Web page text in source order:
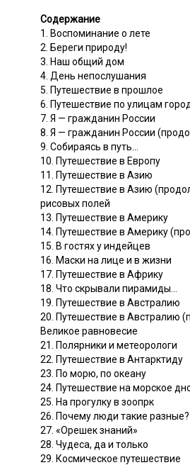
Содержание
1. Воспоминание о лете
2. Береги природу!
3. Наш общий дом
4. День непослушания
5. Путешествие в прошлое
6. Путешествие по улицам
7. Я — гражданин России
8. Я — гражданин России
9. Собираясь в путь...
10. Путешествие в Европу
11. Путешествие в Азию
12. Путешествие в Азию
рисовых полей
13. Путешествие в Америку
14. Путешествие в Америку
15. В гостях у индейцев
16. Маски на лице и в жизни
17. Путешествие в Африку
18. Что скрывали пирамиды...
19. Путешествие в Австралию
20. Путешествие в Австралию
Великое равновесие
21. Полярники и метеорологи
22. Путешествие в Антарктиду
23. По морю, по океану
24. Путешествие на морское
25. На прогулку в зоопрк
26. Почему люди такие разные?
27. «Орешек знаний»
28. Чудеса, да и только
29. Космическое путешествие